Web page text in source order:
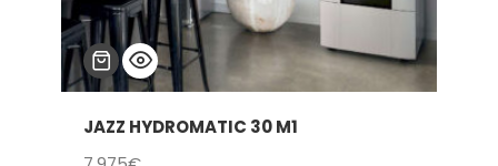
JAZZ HYDROMATIC 30 M1